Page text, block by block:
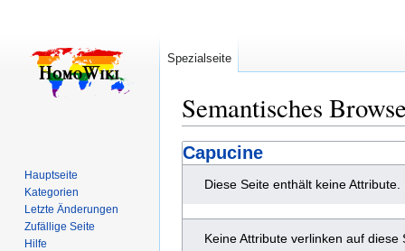
Semantisches
Zur
Navigation
springen
Zur
Suche
springen
Capucine
Diese Seite enthält keine Attribute.
Keine Attribute verlinken auf diese
Spezialseite
Hauptseite
Kategorien
Letzte Änderungen
Zufällige Seite
Hilfe